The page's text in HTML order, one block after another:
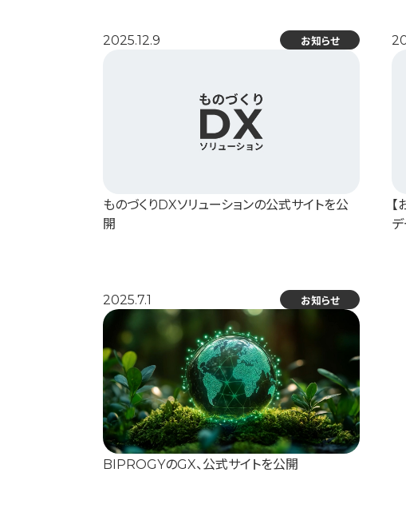
2025.12.9 お知らせ
ものづくりDXソリューションの公式サイトを公
開
2025.7.1 お知らせ
BIPROGYのGX、公式サイトを公開